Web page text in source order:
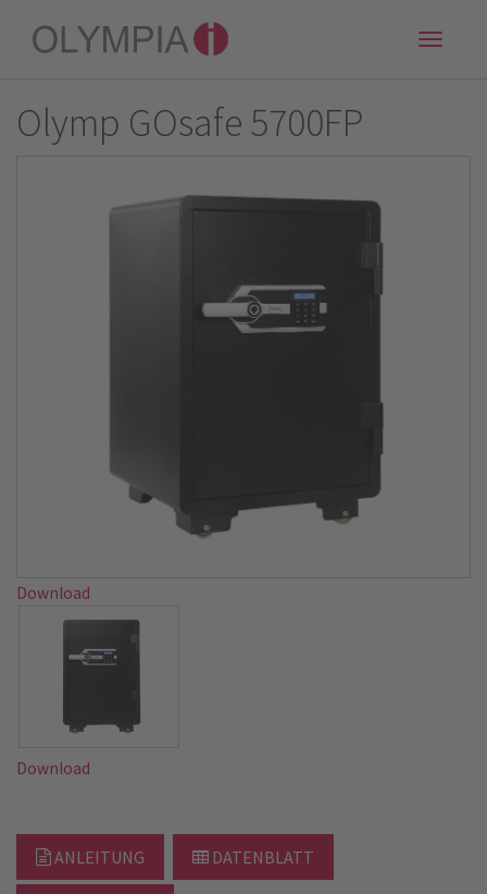
Toggle
Olymp GOsafe 5700FP
Download
Download
ANLEITUNG DATENBLATT